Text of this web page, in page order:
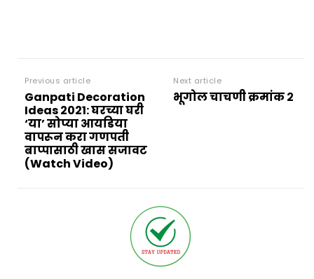
Previous article
Ganpati Decoration
Ideas 2021: घरच्या घरी
‘या’ सोप्या आयडिया
वापरून करा गणपती
बाप्पासाठी खास सजावट
(Watch Video)
Next article
भूगोल चाचणी क्रमांक २